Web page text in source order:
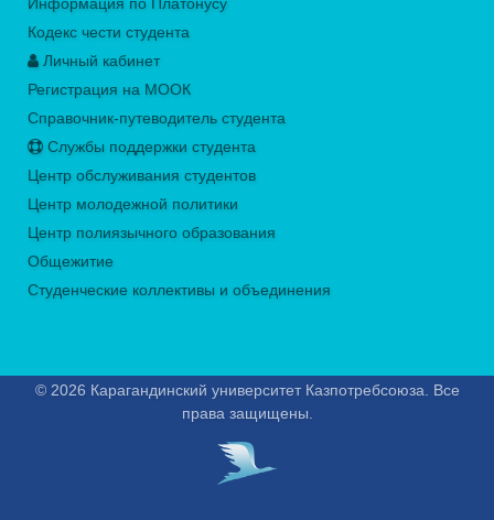
Кодекс чести студента
Личный кабинет
Регистрация на МООК
Справочник-путеводитель студента
Службы поддержки студента
Центр обслуживания студентов
Центр молодежной политики
Центр полиязычного образования
Общежитие
Студенческие коллективы и объединения
© 2026 Карагандинский университет Казпотребсоюза. Все
права защищены.